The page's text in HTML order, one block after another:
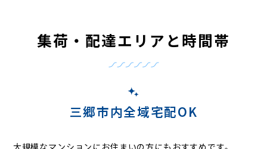
集荷・配達エリアと時間帯
三郷市内全域宅配OK